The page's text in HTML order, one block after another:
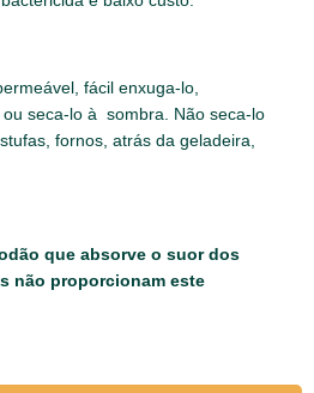
fácil enxuga-lo,
seca-lo à sombra. Não seca-lo
fornos, atrás da geladeira,
que absorve o suor dos
não proporcionam este